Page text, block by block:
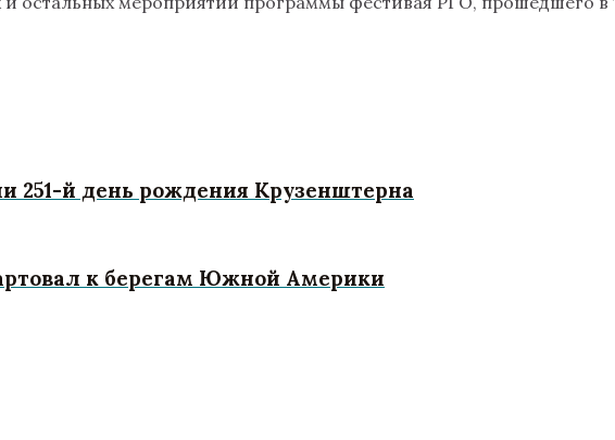
251-й день рождения Крузенштерна
к берегам Южной Америки